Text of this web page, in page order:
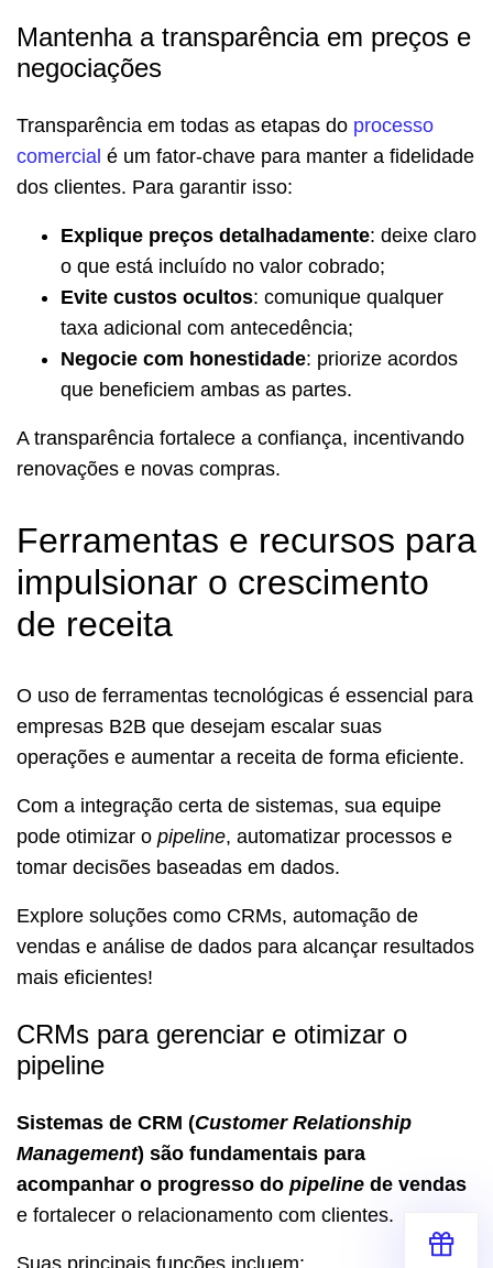
Mantenha a transparência em preços e
negociações
Transparência em todas as etapas do processo
comercial é um fator-chave para manter a fidelidade
dos clientes. Para garantir isso:
Explique preços detalhadamente: deixe claro
o que está incluído no valor cobrado;
Evite custos ocultos: comunique qualquer
taxa adicional com antecedência;
Negocie com honestidade: priorize acordos
que beneficiem ambas as partes.
A transparência fortalece a confiança, incentivando
renovações e novas compras.
Ferramentas e recursos para
impulsionar o crescimento
de receita
O uso de ferramentas tecnológicas é essencial para
empresas B2B que desejam escalar suas
operações e aumentar a receita de forma eficiente.
Com a integração certa de sistemas, sua equipe
pode otimizar o pipeline, automatizar processos e
tomar decisões baseadas em dados.
Explore soluções como CRMs, automação de
vendas e análise de dados para alcançar resultados
mais eficientes!
CRMs para gerenciar e otimizar o
pipeline
Sistemas de CRM (Customer Relationship
Management) são fundamentais para
acompanhar o progresso do pipeline de vendas
e fortalecer o relacionamento com clientes.